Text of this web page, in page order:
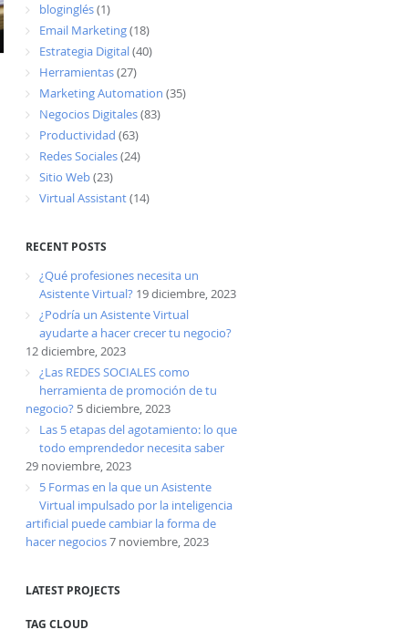
bloginglés(1)
Email Marketing(18)
Estrategia Digital(40)
Herramientas(27)
Marketing Automation (35)
Negocios Digitales(83)
Productividad (63)
Redes Sociales(24)
Sitio Web(23)
Virtual Assistant(14)
RECENT POSTS
¿Qué profesiones necesita un
Asistente Virtual? 19 diciembre, 2023
¿Podría un Asistente Virtual
ayudarte a hacer crecer tu negocio?
12 diciembre, 2023
¿Las REDES SOCIALES como
herramienta de promoción de tu
negocio? 5 diciembre, 2023
Las 5 etapas del agotamiento: lo que
todo emprendedor necesita saber
29 noviembre, 2023
5 Formas en la que un Asistente
Virtual impulsado por la inteligencia
artificial puede cambiar la forma de
hacer negocios7 noviembre, 2023
LATEST PROJECTS
TAG CLOUD